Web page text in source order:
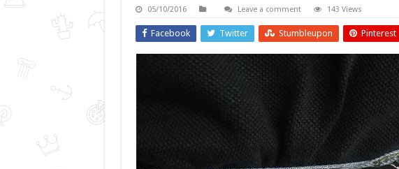
05/10/2016 Leave a comment 143 Views
Facebook Twitter Stumbleupon Pinterest